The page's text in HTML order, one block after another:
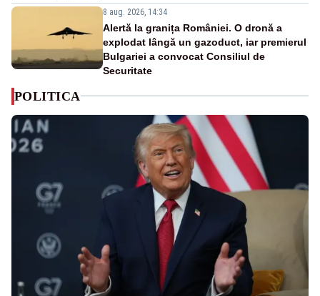
8 aug. 2026, 14:34
Alertă la granița României. O dronă a
explodat lângă un gazoduct, iar premierul
Bulgariei a convocat Consiliul de
Securitate
POLITICA